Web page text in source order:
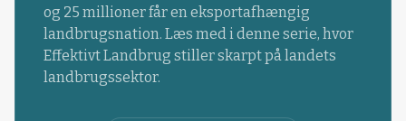
og 25 millioner får en eksportafhængig
landbrugsnation. Læs med i denne serie, hvor
Effektivt Landbrug stiller skarpt på landets
landbrugssektor.